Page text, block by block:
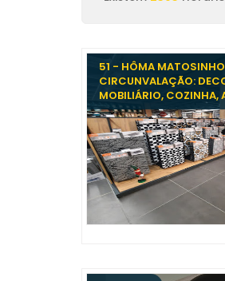
51 - HÔMA
CIRCUNVALAÇÃO:
MOBILIÁRIO, COZINHA,